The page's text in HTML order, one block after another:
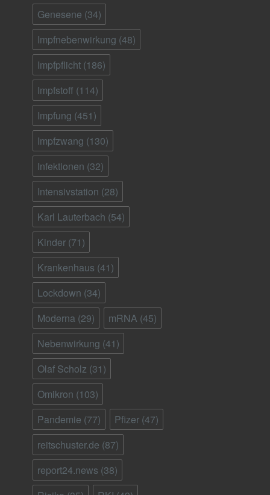
Genesene (34)
Impfnebenwirkung (48)
Impfpflicht (186)
Impfstoff (114)
Impfung (451)
Impfzwang (130)
Infektionen (32)
Intensivstation (28)
Karl Lauterbach (54)
Kinder (71)
Krankenhaus (41)
Lockdown (34)
Moderna (29) mRNA (45)
Nebenwirkung (41)
Olaf Scholz (31)
Omikron (103)
Pandemie (77) Pfizer (47)
reitschuster.de (87)
report24.news (38)